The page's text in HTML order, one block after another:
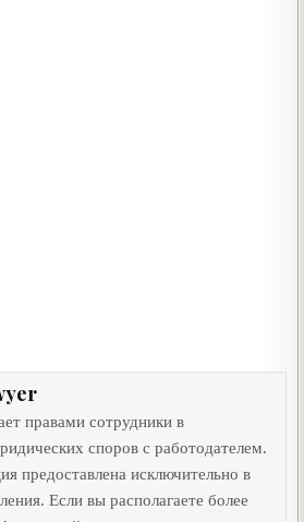
правами сотрудники в
споров с работодателем.
предоставлена исключительно в
Если вы располагаете более